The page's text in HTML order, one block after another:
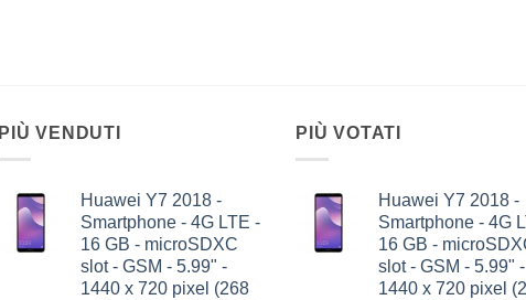
PIÙ VENDUTI
Huawei Y7 2018 -
Smartphone - 4G LTE -
16 GB - microSDXC
slot - GSM - 5.99" -
1440 x 720 pixel (268
PIÙ VOTATI
Huawei Y7 2018 -
Smartphone - 4G
16 GB -
slot - GSM - 5.99" -
1440 x 720 pixel